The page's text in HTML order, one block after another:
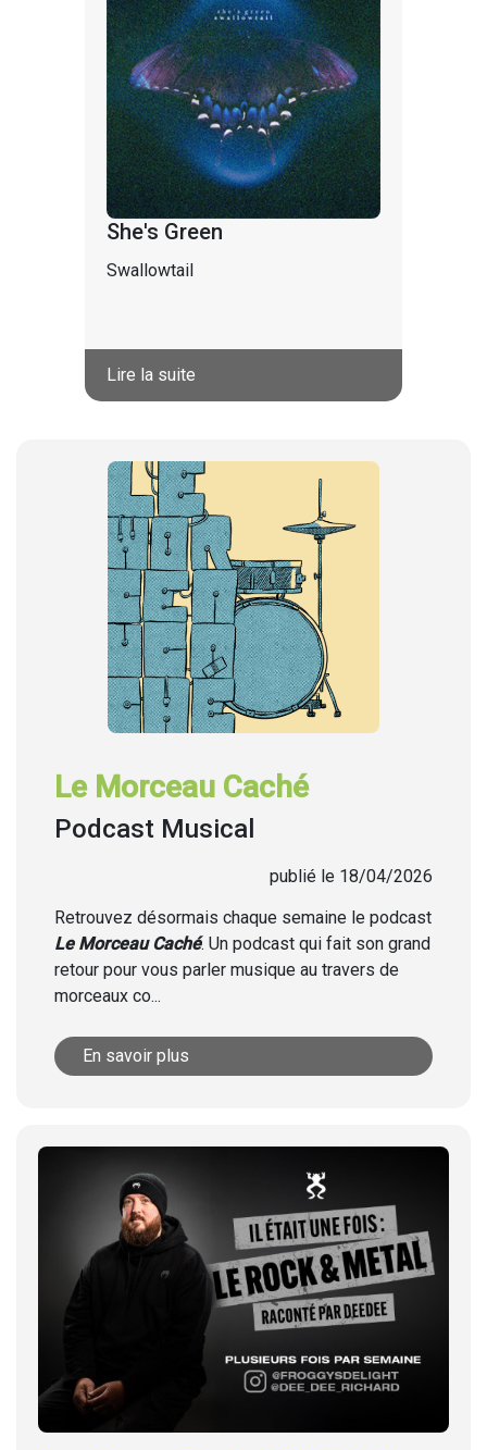
She's Green
Swallowtail
Lire la suite
Le Morceau Caché
Podcast Musical
publié le 18/04/2026
Retrouvez désormais chaque semaine le podcast
Le Morceau Caché. Un podcast qui fait son grand
retour pour vous parler musique au travers de
morceaux co...
En savoir plus